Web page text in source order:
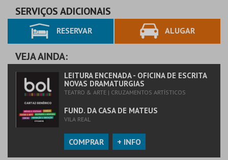
SERVIÇOS ADICIONAIS
RESERVAR ALUGAR
VEJA AINDA:
LEITURA ENCENADA - OFICINA DE ESCRITA
NOVAS DRAMATURGIAS
TEATRO & ARTE | CRUZAMENTOS ARTÍSTICOS
FUND. DA CASA DE MATEUS
VILA REAL
COMPRAR + INFO